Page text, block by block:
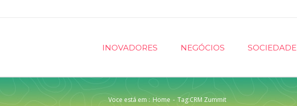
INOVADORES NEGÓCIOS SOCIEDADE
Voce está em : Home - Tag:CRM Zummit